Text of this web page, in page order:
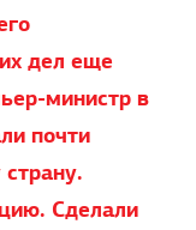
дел еще
министр в
почти
Сделали